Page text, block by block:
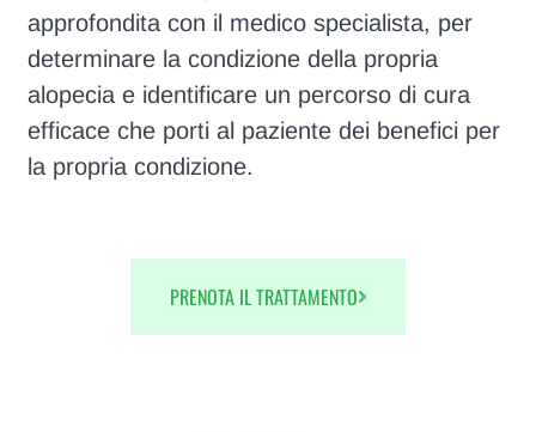
approfondita con il medico specialista, per
determinare la condizione della propria
alopecia e identificare un percorso di cura
efficace che porti al paziente dei benefici per
la propria condizione.
PRENOTA IL TRATTAMENTO